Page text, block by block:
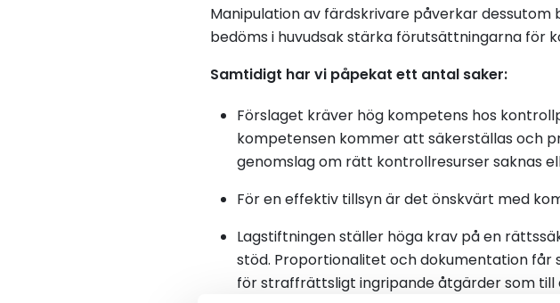
Manipulation av färdskrivare påverkar
bedöms i huvudsak stärka förutsättningarna för
Samtidigt har vi påpekat ett antal saker:
Förslaget kräver hög kompetens hos
kompetensen kommer att säkerställas och
genomslag om rätt kontrollresurser saknas
För en effektiv tillsyn är det önskvärt med
Lagstiftningen ställer höga krav på en
stöd. Proportionalitet och dokumentation får
för straffrättsligt ingripande åtgärder som till